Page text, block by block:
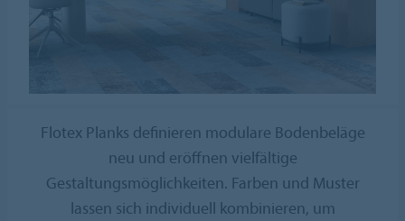
Flotex Planks definieren modulare Bodenbeläge
neu und eröffnen vielfältige
Gestaltungsmöglichkeiten. Farben und Muster
lassen sich individuell kombinieren, um